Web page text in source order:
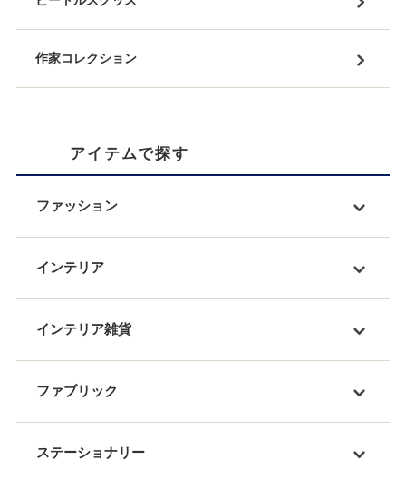
作家コレクション
アイテムで探す
ファッション
インテリア
インテリア雑貨
ファブリック
ステーショナリー